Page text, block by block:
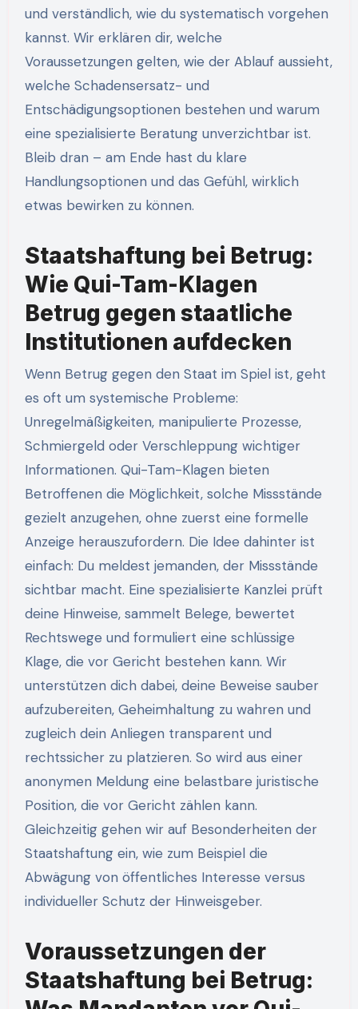
und verständlich, wie du systematisch vorgehen
kannst. Wir erklären dir, welche
Voraussetzungen gelten, wie der Ablauf aussieht,
welche Schadensersatz- und
Entschädigungsoptionen bestehen und warum
eine spezialisierte Beratung unverzichtbar ist.
Bleib dran – am Ende hast du klare
Handlungsoptionen und das Gefühl, wirklich
etwas bewirken zu können.
Staatshaftung bei Betrug:
Wie Qui-Tam-Klagen
Betrug gegen staatliche
Institutionen aufdecken
Wenn Betrug gegen den Staat im Spiel ist, geht
es oft um systemische Probleme:
Unregelmäßigkeiten, manipulierte Prozesse,
Schmiergeld oder Verschleppung wichtiger
Informationen. Qui-Tam-Klagen bieten
Betroffenen die Möglichkeit, solche Missstände
gezielt anzugehen, ohne zuerst eine formelle
Anzeige herauszufordern. Die Idee dahinter ist
einfach: Du meldest jemanden, der Missstände
sichtbar macht. Eine spezialisierte Kanzlei prüft
deine Hinweise, sammelt Belege, bewertet
Rechtswege und formuliert eine schlüssige
Klage, die vor Gericht bestehen kann. Wir
unterstützen dich dabei, deine Beweise sauber
aufzubereiten, Geheimhaltung zu wahren und
zugleich dein Anliegen transparent und
rechtssicher zu platzieren. So wird aus einer
anonymen Meldung eine belastbare juristische
Position, die vor Gericht zählen kann.
Gleichzeitig gehen wir auf Besonderheiten der
Staatshaftung ein, wie zum Beispiel die
Abwägung von öffentliches Interesse versus
individueller Schutz der Hinweisgeber.
Voraussetzungen der
Staatshaftung bei Betrug: